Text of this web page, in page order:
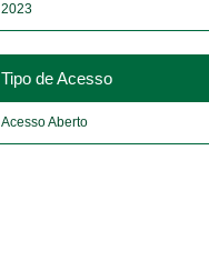
2023
Tipo de Acesso
Acesso Aberto